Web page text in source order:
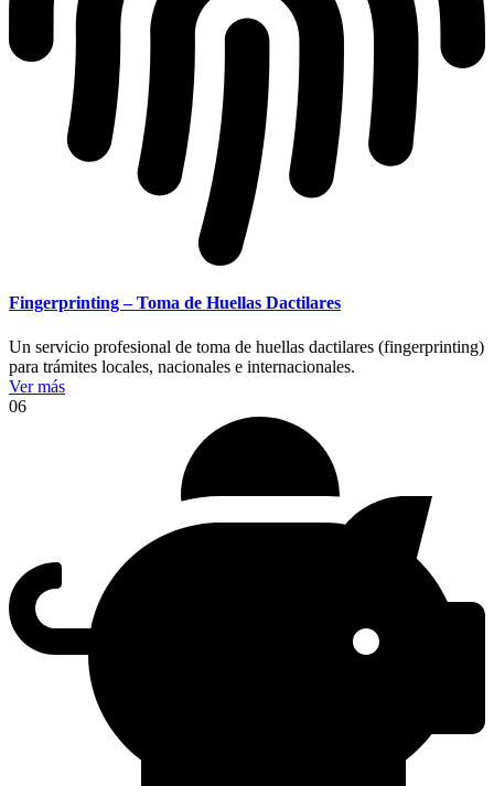
Fingerprinting – Toma de Huellas Dactilares
Un servicio profesional de toma de huellas dactilares (fingerprinting)
para trámites locales, nacionales e internacionales.
Ver más
06